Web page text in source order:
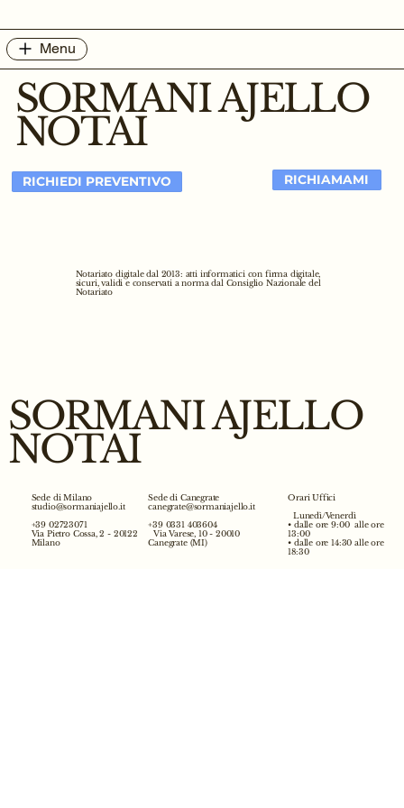
Menu
SORMANI AJELLO
NOTAI
Notariato digitale dal 2013: atti informatici con firma digitale,
sicuri, validi e conservati a norma dal Consiglio Nazionale del
Notariato
RICHIAMAMI
RICHIEDI PREVENTIVO
SORMANI AJELLO
NOTAI
Sede di Milano
studio@sormaniajello.it
+39 02723071
Via Pietro Cossa, 2 - 20122
Milano
Sede di Canegrate
canegrate@sormaniajello.it
+39 0331 403604
Via Varese, 10 - 20010
Canegrate (MI)
Orari Uffici
Lunedì/Venerdì
• dalle ore 9:00 alle ore
13:00
• dalle ore 14:30 alle ore
18:30